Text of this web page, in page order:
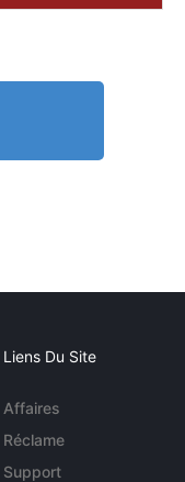
Liens Du Site
Affaires
Réclame
Support